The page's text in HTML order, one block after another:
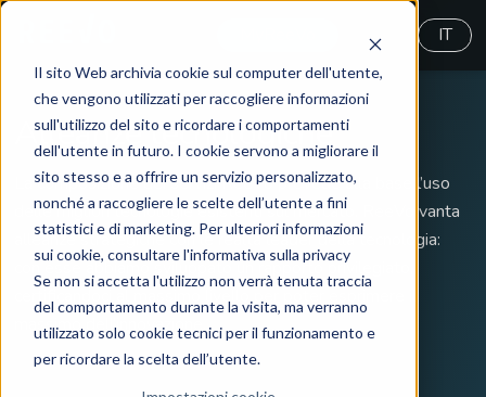
Il sito Web archivia cookie sul computer dell'utente,
che vengono utilizzati per raccogliere informazioni
sull'utilizzo del sito e ricordare i comportamenti
dell'utente in futuro. I cookie servono a migliorare il
sito stesso e a offrire un servizio personalizzato,
nonché a raccogliere le scelte dell’utente a fini
statistici e di marketing. Per ulteriori informazioni
sui cookie, consultare l'informativa sulla privacy
Se non si accetta l'utilizzo non verrà tenuta traccia
del comportamento durante la visita, ma verranno
utilizzato solo cookie tecnici per il funzionamento e
per ricordare la scelta dell’utente.
IT
Alleanze tecnologiche
La composizione dei servizi ReeVo prevede alla base l’uso
delle migliori tecnologie esistenti sul mercato. ReeVo vanta
alleanze strategiche con le realtà leader della tecnologia:
con esse abbiamo sviluppato un rapporto privilegiato,
certificandoci al massimo livello per poter esprimere il
massimo dell’innovazione.